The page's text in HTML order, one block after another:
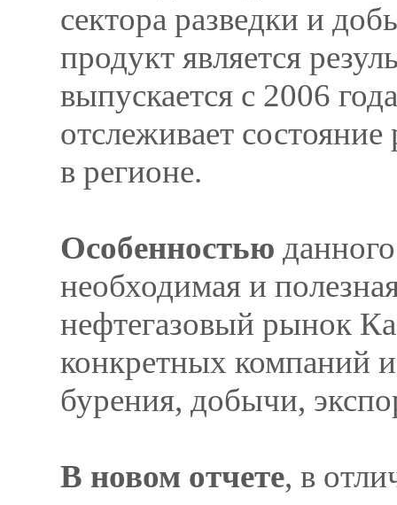
сектора разведки и
продукт является
выпускается с 2006
отслеживает
в регионе.
Особенностью
необходимая и
нефтегазовый рынок
конкретных компаний и
бурения, добычи,
В новом отчете, в